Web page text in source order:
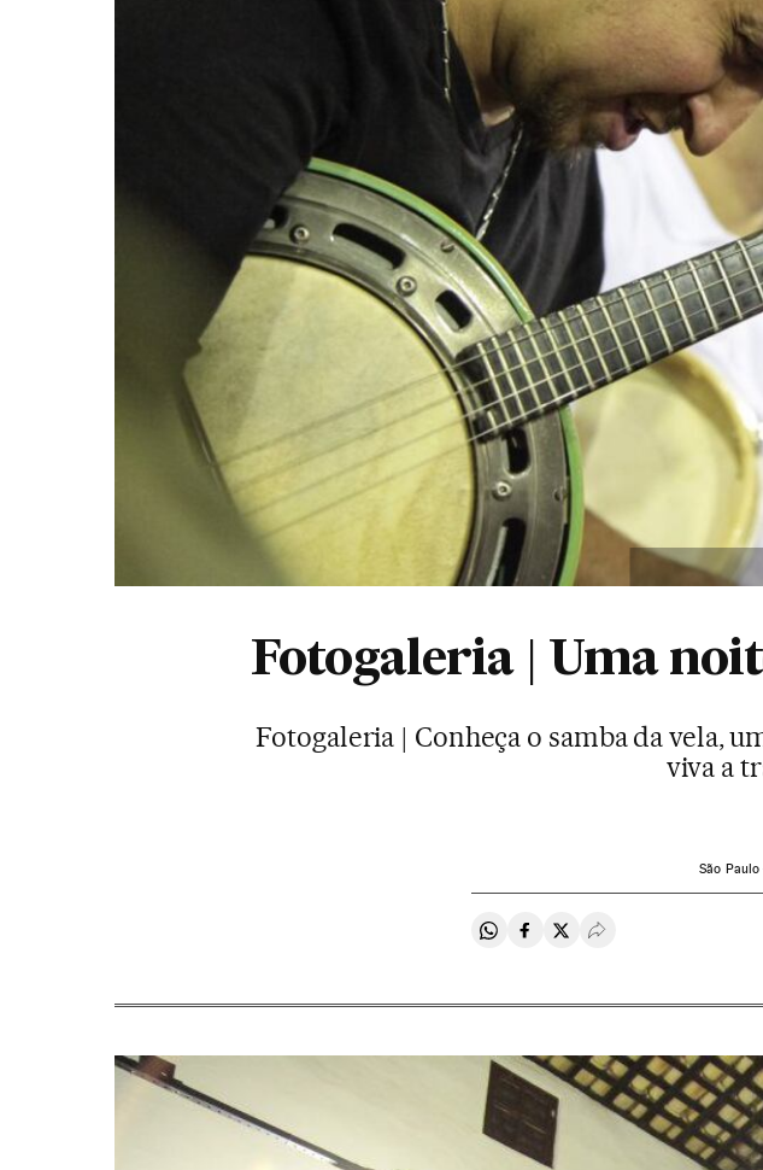
Fotogaleria | Uma
Fotogaleria | Conheça o samba da vela,
viva a
São
Compartir en Whatsapp
Compartir en Facebook
Compartir en Twitter
Desplegar Redes